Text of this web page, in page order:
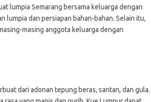
lumpia Semarang bersama keluarga dengan
lumpia dan persiapan bahan-bahan. Selain itu,
masing anggota keluarga dengan
dari adonan tepung beras, santan, dan gula.